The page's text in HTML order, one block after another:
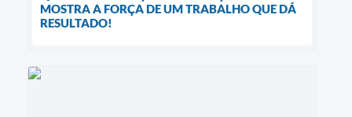
MOSTRA A FORÇA DE UM TRABALHO QUE DÁ
RESULTADO!